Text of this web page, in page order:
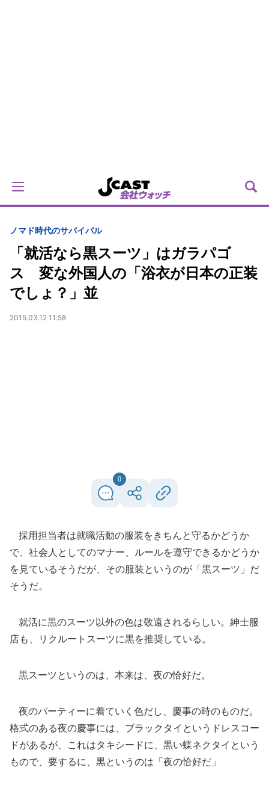
ノマド時代のサバイバル
「就活なら黒スーツ」はガラパゴ
ス 変な外国人の「浴衣が日本の正装
でしょ？」並
2015.03.12 11:58
0
採用担当者は就職活動の服装をきちんと守るかどうか
で、社会人としてのマナー、ルールを遵守できるかどうか
を見ているそうだが、その服装というのが「黒スーツ」だ
そうだ。
就活に黒のスーツ以外の色は敬遠されるらしい。紳士服
店も、リクルートスーツに黒を推奨している。
黒スーツというのは、本来は、夜の恰好だ。
夜のパーティーに着ていく色だし、慶事の時のものだ。
格式のある夜の慶事には、ブラックタイというドレスコー
ドがあるが、これはタキシードに、黒い蝶ネクタイという
もので、要するに、黒というのは「夜の恰好だ」